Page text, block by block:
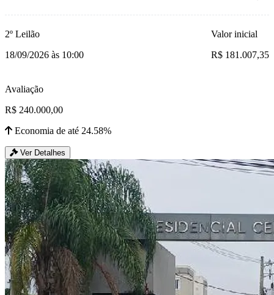
2º Leilão
18/09/2026 às 10:00
Valor inicial
R$ 181.007,35
Avaliação
R$ 240.000,00
Economia de até 24.58%
Ver Detalhes